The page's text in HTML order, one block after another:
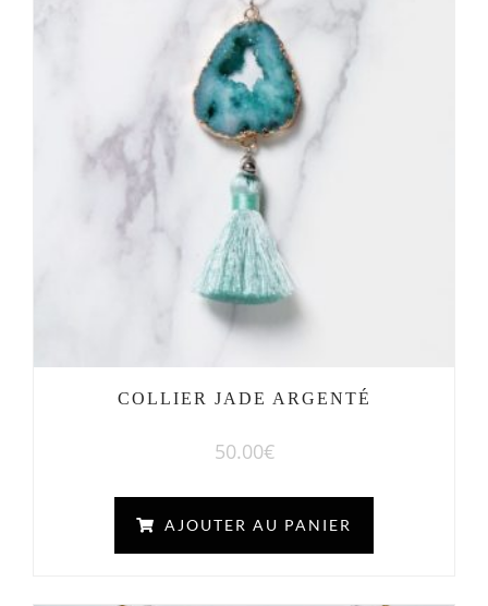
COLLIER JADE ARGENTÉ
50.00€
AJOUTER AU PANIER